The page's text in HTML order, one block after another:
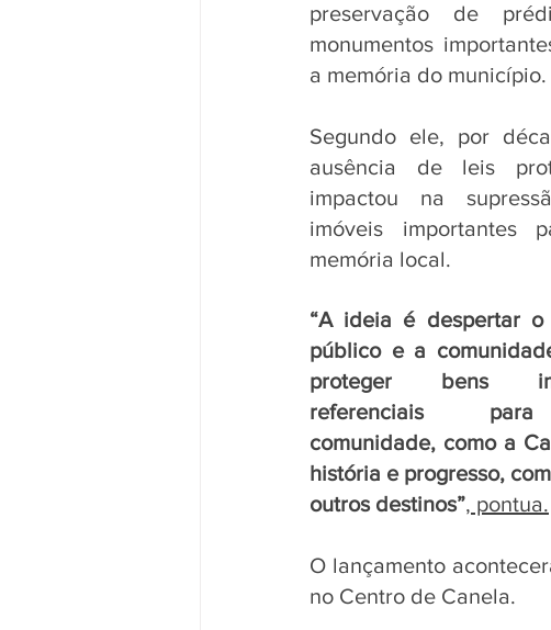
preservação de
monumentos
a memória do município.
Segundo ele, por
ausência de leis
impactou na
imóveis importantes
memória local.
“A ideia é despertar o
público e a
proteger bens
referenciais
comunidade, como a
história e progresso,
outros destinos”, pontua.
O lançamento
no Centro de Canela.